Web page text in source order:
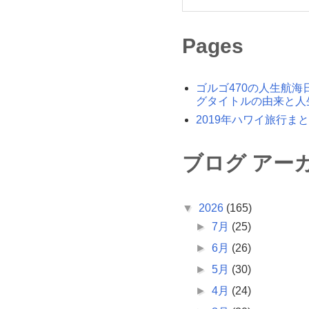
Pages
ゴルゴ470の人生航海
グタイトルの由来と
2019年ハワイ旅行ま
ブログ アー
▼ 2026 (165)
►7月 (25)
►6月 (26)
►5月 (30)
►4月 (24)